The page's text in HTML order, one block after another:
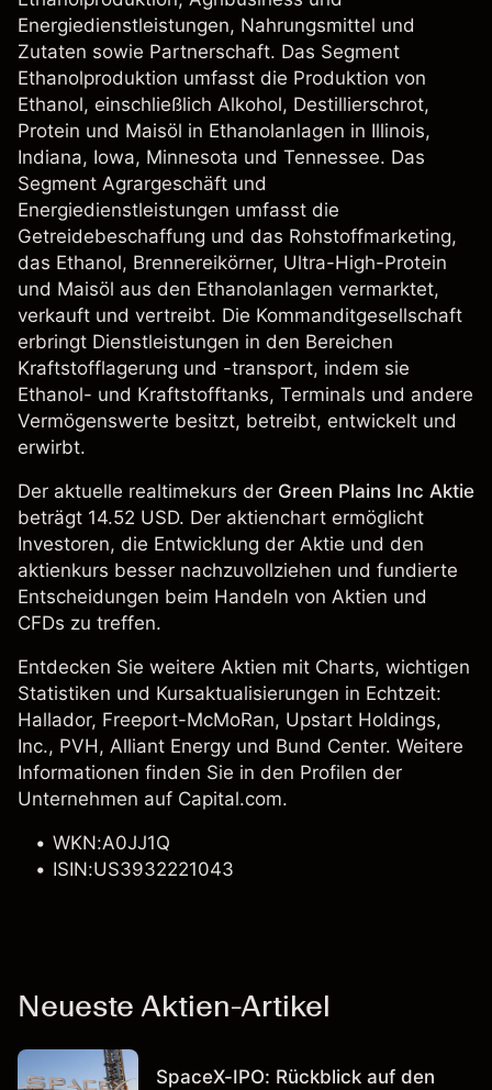
Energiedienstleistungen, Nahrungsmittel und
Zutaten sowie Partnerschaft. Das Segment
Ethanolproduktion umfasst die Produktion von
Ethanol, einschließlich Alkohol, Destillierschrot,
Protein und Maisöl in Ethanolanlagen in Illinois,
Indiana, Iowa, Minnesota und Tennessee. Das
Segment Agrargeschäft und
Energiedienstleistungen umfasst die
Getreidebeschaffung und das Rohstoffmarketing,
das Ethanol, Brennereikörner, Ultra-High-Protein
und Maisöl aus den Ethanolanlagen vermarktet,
verkauft und vertreibt. Die Kommanditgesellschaft
erbringt Dienstleistungen in den Bereichen
Kraftstofflagerung und -transport, indem sie
Ethanol- und Kraftstofftanks, Terminals und andere
Vermögenswerte besitzt, betreibt, entwickelt und
erwirbt.
Der aktuelle realtimekurs der Green Plains Inc Aktie
beträgt 14.52 USD. Der aktienchart ermöglicht
Investoren, die Entwicklung der Aktie und den
aktienkurs besser nachzuvollziehen und fundierte
Entscheidungen beim Handeln von Aktien und
CFDs zu treffen.
Entdecken Sie weitere Aktien mit Charts, wichtigen
Statistiken und Kursaktualisierungen in Echtzeit:
Hallador, Freeport-McMoRan, Upstart Holdings,
Inc., PVH, Alliant Energy und Bund Center. Weitere
Informationen finden Sie in den Profilen der
Unternehmen auf Capital.com.
WKN:A0JJ1Q
ISIN:US3932221043
Neueste Aktien-Artikel
SpaceX-IPO: Rückblick auf den